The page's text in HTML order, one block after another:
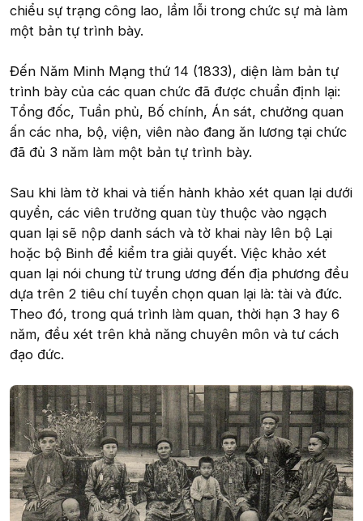
chiểu sự trạng công lao, lầm lỗi trong chức sự mà làm
một bản tự trình bày.
Đến Năm Minh Mạng thứ 14 (1833), diện làm bản tự
trình bày của các quan chức đã được chuẩn định lại:
Tổng đốc, Tuần phủ, Bố chính, Án sát, chưởng quan
ấn các nha, bộ, viện, viên nào đang ăn lương tại chức
đã đủ 3 năm làm một bản tự trình bày.
Sau khi làm tờ khai và tiến hành khảo xét quan lại dưới
quyền, các viên trưởng quan tùy thuộc vào ngạch
quan lại sẽ nộp danh sách và tờ khai này lên bộ Lại
hoặc bộ Binh để kiểm tra giải quyết. Việc khảo xét
quan lại nói chung từ trung ương đến địa phương đều
dựa trên 2 tiêu chí tuyển chọn quan lại là: tài và đức.
Theo đó, trong quá trình làm quan, thời hạn 3 hay 6
năm, đều xét trên khả năng chuyên môn và tư cách
đạo đức.